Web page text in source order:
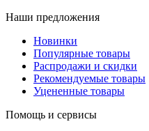
Наши предложения
Новинки
Популярные товары
Распродажи и скидки
Рекомендуемые товары
Уцененные товары
Помощь и сервисы